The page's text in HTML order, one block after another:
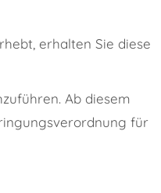
erhalten Sie diese
Ab diesem
für